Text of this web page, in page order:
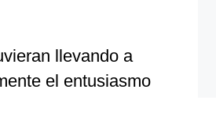
llevando a
el entusiasmo